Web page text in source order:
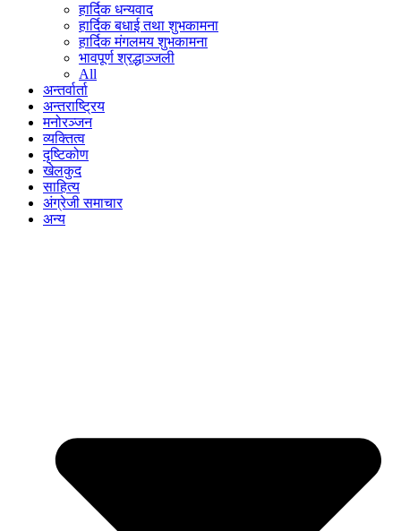
हार्दिक धन्यवाद
हार्दिक बधाई तथा शुभकामना
हार्दिक मंगलमय शुभकामना
भावपूर्ण श्रद्धाञ्जली
All
अन्तर्वार्ता
अन्तराष्ट्रिय
मनोरञ्जन
व्यक्तित्व
दृष्टिकोण
खेलकुद
साहित्य
अंग्रेजी समाचार
अन्य